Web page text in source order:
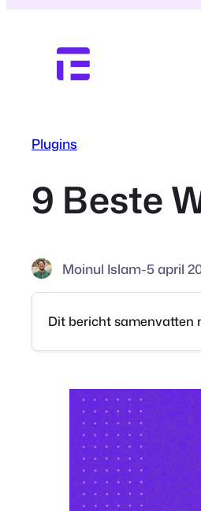
Plugins
9 Beste
Moinul Islam-5 april
Dit bericht samenvatten